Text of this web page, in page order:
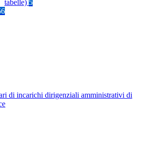
tabelle) 5
di incarichi dirigenziali amministrativi di